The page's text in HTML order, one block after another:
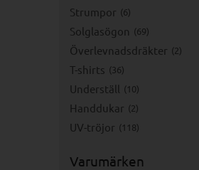
Strumpor 6
Solglasögon 69
Överlevnadsdräkter 2
T-shirts 36
Underställ 10
Handdukar 2
UV-tröjor 118
Varumärken